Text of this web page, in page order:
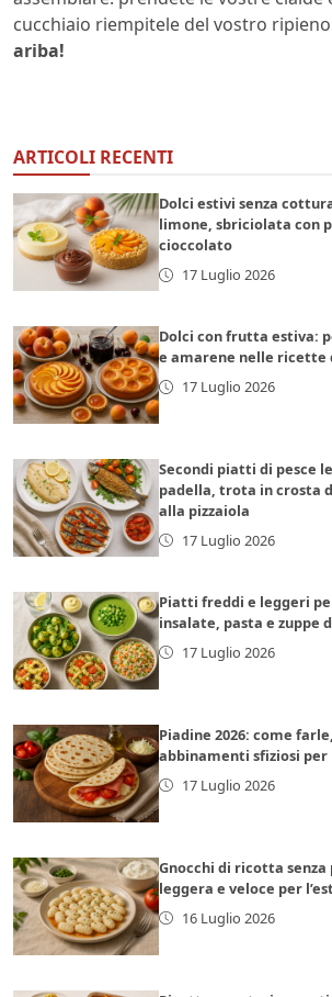
cucchiaio riempitele del vostro
ariba!
ARTICOLI RECENTI
Dolci estivi senza
limone, sbriciolata con
cioccolato
17 Luglio 2026
Dolci con frutta estiva:
e amarene nelle ricette
17 Luglio 2026
Secondi piatti di pesce
padella, trota in crosta
alla pizzaiola
17 Luglio 2026
Piatti freddi e leggeri
insalate, pasta e zuppe
17 Luglio 2026
Piadine 2026: come
abbinamenti sfiziosi per
17 Luglio 2026
Gnocchi di ricotta
leggera e veloce per
16 Luglio 2026